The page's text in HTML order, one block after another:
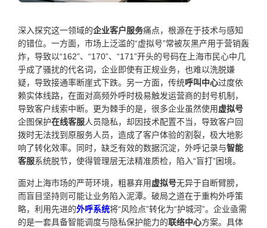
深入探究这一领域的企业客户服务痛点，根源在于技术与感知
的错位。一方面，市场上泛滥的“虚拟号”常被灰黑产用于营销轰
炸，导致以“162”、“170”、“171”开头的号码在上海市民心中几
乎成了骚扰的代名词，企业即使有正规业务，也难以洗脱嫌
疑，导致接通率断崖式下跌。另一方面，传统呼叫中心过度依
赖实体线路，在面对高频外呼时极易触发运营商的封号机制，
导致客户线索中断。更为棘手的是，很多企业虽然使用虚拟号
企图保护在线客服人员隐私，却因技术配置不当，导致客户回
拨时无法找到原服务人员，造成了客户体验的割裂，极大地影
响了转化效率。同时，缺乏有效的数据沉淀，外呼记录与智能
客服系统脱节，使得管理层无法精准质检，陷入“盲打”困境。
面对上海市场的严苛环境，粗暴弃用虚拟号无异于自断臂膀，
而盲目坚持则可能让业务陷入泥潭。破局之道在于重构外呼策
略，利用先进的外呼系统将“风险点”转化为“护城河”。企业亟需
的是一套具备智能调度与隐私保护能力的联络中心方案。具体